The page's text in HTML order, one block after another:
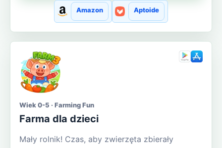
Amazon Aptoide
Wiek 0-5 · Farming Fun
Farma dla dzieci
Mały rolnik! Czas, aby zwierzęta zbierały